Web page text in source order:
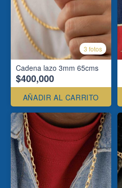
3 fotos
Cadena lazo 3mm 65cms
$400,000
AÑADIR AL CARRITO